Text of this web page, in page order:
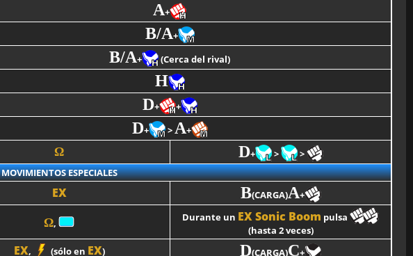
A+
B/A+
B/A+
(Cerca del rival)
H
D+
+
D+ > A+
Ω D+ >
>
MOVIMIENTOS ESPECIALES
EX B(CARGA)A+
Ω, Durante un EX Sonic Boom pulsa
(hasta 2 veces)
EX, (sólo en EX) D(CARGA)C+